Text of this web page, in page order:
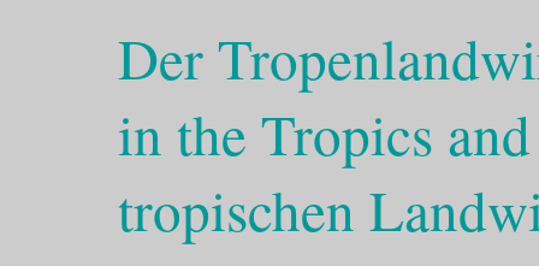
Der
in the Tropics
tropischen